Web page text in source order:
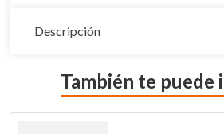
Descripción
También te puede